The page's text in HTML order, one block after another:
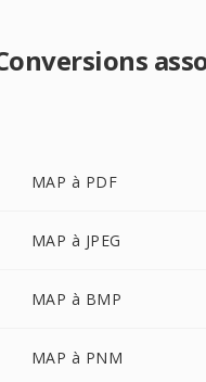
MAP à PDF
MAP à JPEG
MAP à BMP
MAP à PNM